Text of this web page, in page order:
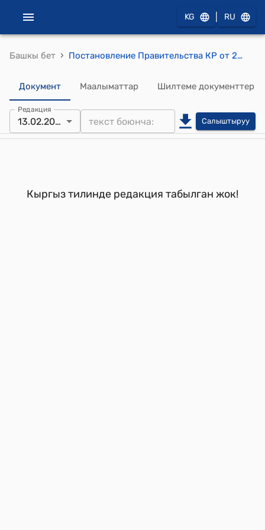
KG RU
Башкы бет › Постановление Правительства КР от 22 сентября 2001 года №576 "О проекте Программы приватизации государственной собственности в Кыргызской Республике на 2001-2003 годы"
Документ Маалыматтар Шилтеме документтер
Редакция
13.02.2006 Салыштыруу
Кыргыз тилинде редакция табылган жок!